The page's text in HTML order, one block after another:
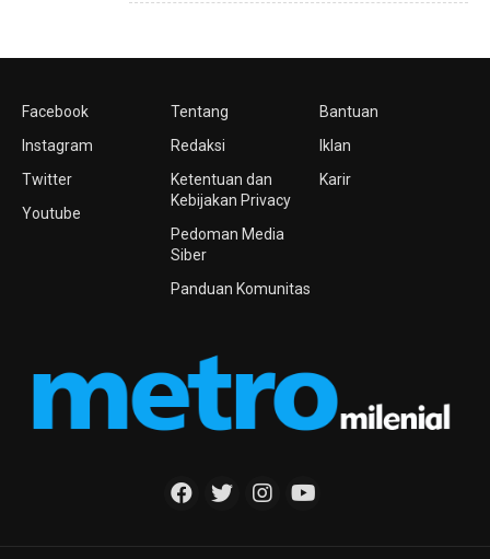
Facebook
Instagram
Twitter
Youtube
Tentang
Redaksi
Ketentuan dan
Kebijakan Privacy
Pedoman Media
Siber
Panduan Komunitas
Bantuan
Iklan
Karir